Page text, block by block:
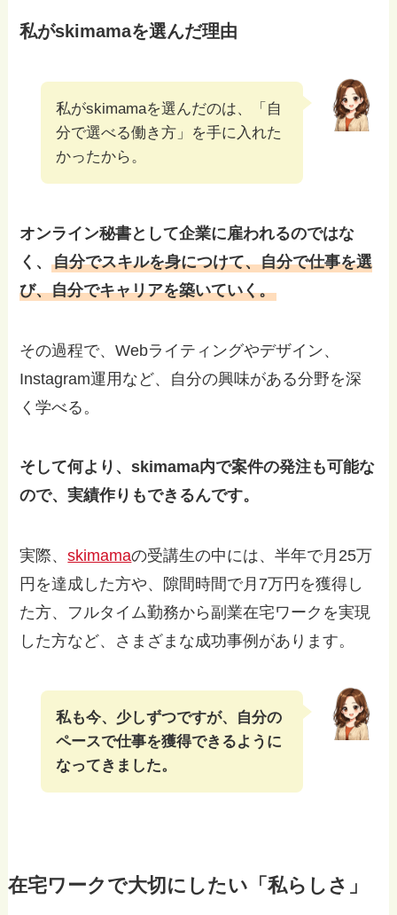
私がskimamaを選んだ理由
私がskimamaを選んだのは、「自
分で選べる働き方」を手に入れた
かったから。
オンライン秘書として企業に雇われるのではな
く、自分でスキルを身につけて、自分で仕事を選
び、自分でキャリアを築いていく。
その過程で、Webライティングやデザイン、
Instagram運用など、自分の興味がある分野を深
く学べる。
そして何より、skimama内で案件の発注も可能な
ので、実績作りもできるんです。
実際、skimamaの受講生の中には、半年で月25万
円を達成した方や、隙間時間で月7万円を獲得し
た方、フルタイム勤務から副業在宅ワークを実現
した方など、さまざまな成功事例があります。
私も今、少しずつですが、自分の
ペースで仕事を獲得できるように
なってきました。
在宅ワークで大切にしたい「私らしさ」